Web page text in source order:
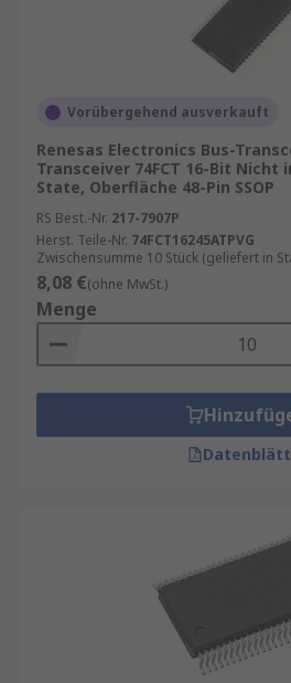
Vorübergehend ausverkauft
Renesas Electronics Bus-
Transceiver 74FCT 16-Bit Nicht
State, Oberfläche 48-Pin SSOP
RS Best.-Nr. 217-7907P
Herst. Teile-Nr. 74FCT16245ATPVG
Zwischensumme 10 Stück (geliefert in
8,08 €(ohne MwSt.)
Menge